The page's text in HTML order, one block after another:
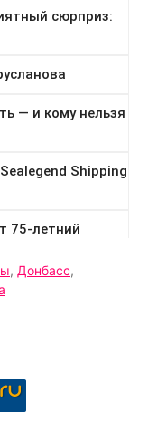
, Донбасс,